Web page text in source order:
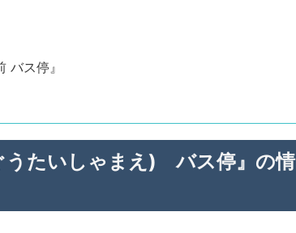
バス停』
うたいしゃまえ) バス停』の情